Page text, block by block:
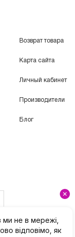
Возврат товара
Карта сайта
Личный кабинет
Производители
Блог